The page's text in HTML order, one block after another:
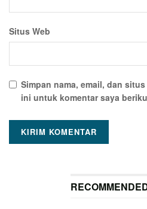
Situs Web
Simpan nama, email, dan
ini untuk komentar saya